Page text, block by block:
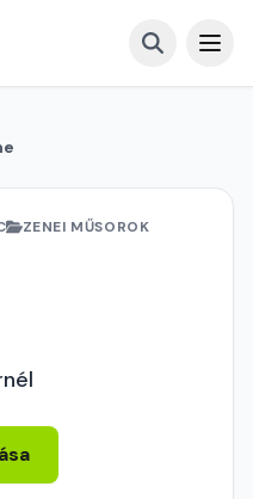
ZENEI MŰSOROK